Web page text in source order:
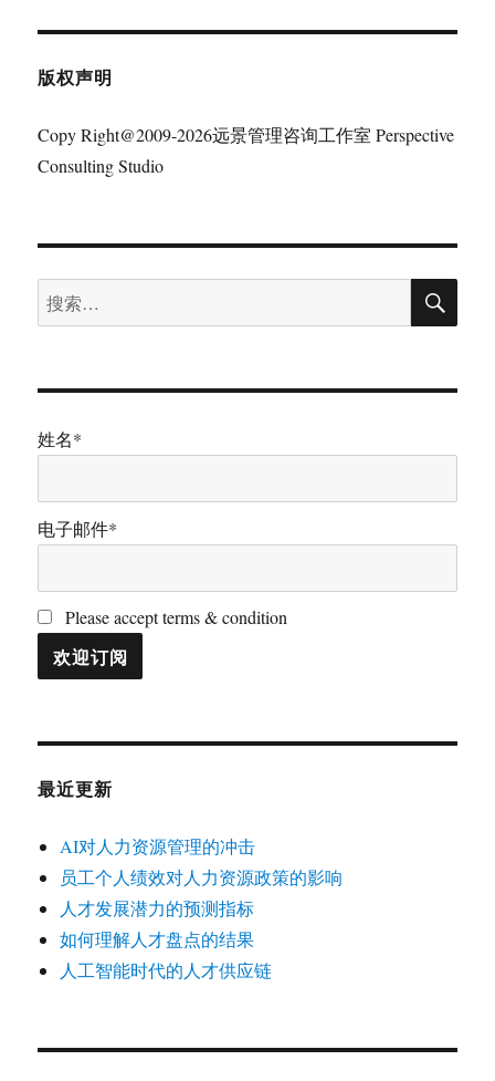
版权声明
Copy Right@2009-2026远景管理咨询工作室 Perspective
Consulting Studio
搜
索：
搜
姓名*
电子邮件*
Please accept terms & condition
最近更新
AI对人力资源管理的冲击
员工个人绩效对人力资源政策的影响
人才发展潜力的预测指标
如何理解人才盘点的结果
人工智能时代的人才供应链